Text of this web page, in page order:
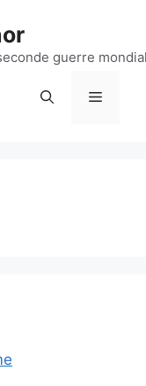
guerre
Menu